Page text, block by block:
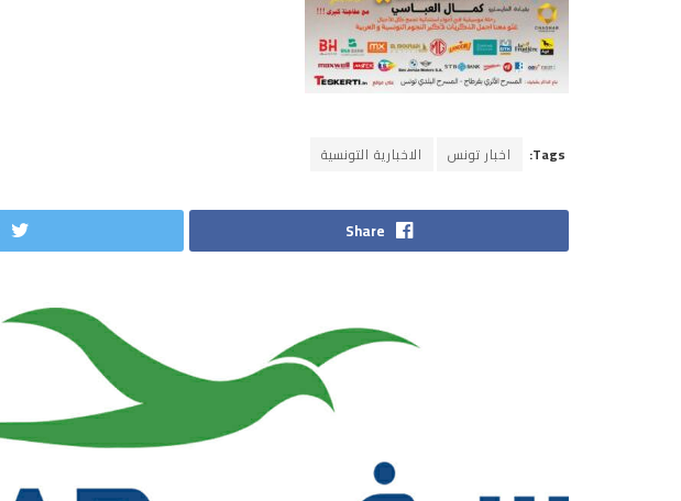
Tags: اخبار تونس الاخبارية التونسية
Share